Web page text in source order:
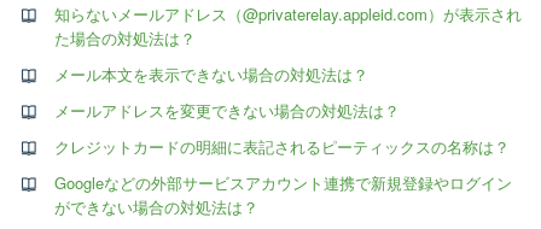
知らないメールアドレス（@privaterelay.appleid.com）が表示され
た場合の対処法は？
メール本文を表示できない場合の対処法は？
メールアドレスを変更できない場合の対処法は？
クレジットカードの明細に表記されるピーティックスの名称は？
Googleなどの外部サービスアカウント連携で新規登録やログイン
ができない場合の対処法は？